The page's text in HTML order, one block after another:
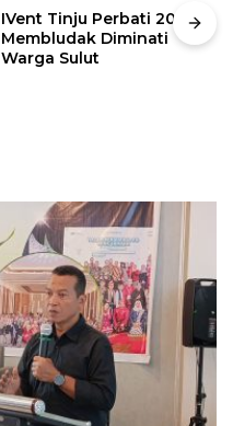
IVent Tinju Perbati 2026
Membludak Diminati
Warga Sulut